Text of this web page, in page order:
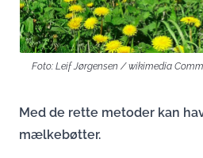
Foto: Leif Jørgensen / wikimedia
Med de rette metoder kan
mælkebøtter.